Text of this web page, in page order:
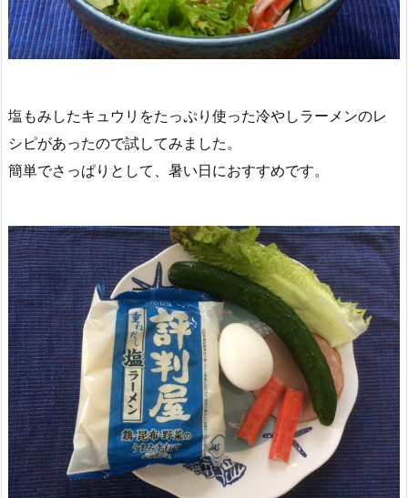
塩もみしたキュウリをたっぷり使った冷やしラーメンのレ
シピがあったので試してみました。
簡単でさっぱりとして、暑い日におすすめです。